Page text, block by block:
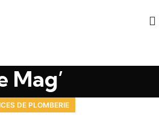
Mag’
DE PLOMBERIE